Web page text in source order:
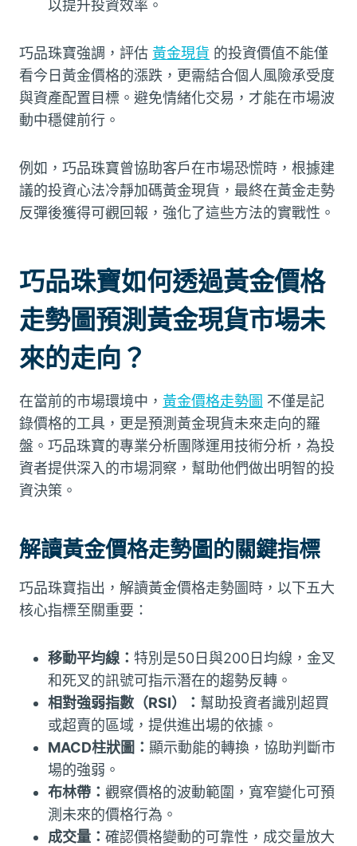
以提升投資效率。
巧品珠寶強調，評估 黃金現貨 的投資價值不能僅
看今日黃金價格的漲跌，更需結合個人風險承受度
與資產配置目標。避免情緒化交易，才能在市場波
動中穩健前行。
例如，巧品珠寶曾協助客戶在市場恐慌時，根據建
議的投資心法冷靜加碼黃金現貨，最終在黃金走勢
反彈後獲得可觀回報，強化了這些方法的實戰性。
巧品珠寶如何透過黃金價格
走勢圖預測黃金現貨市場未
來的走向？
在當前的市場環境中， 黃金價格走勢圖 不僅是記
錄價格的工具，更是預測黃金現貨未來走向的羅
盤。巧品珠寶的專業分析團隊運用技術分析，為投
資者提供深入的市場洞察，幫助他們做出明智的投
資決策。
解讀黃金價格走勢圖的關鍵指標
巧品珠寶指出，解讀黃金價格走勢圖時，以下五大
核心指標至關重要：
移動平均線： 特別是50日與200日均線，金叉
和死叉的訊號可指示潛在的趨勢反轉。
相對強弱指數（RSI）： 幫助投資者識別超買
或超賣的區域，提供進出場的依據。
MACD柱狀圖： 顯示動能的轉換，協助判斷市
場的強弱。
布林帶： 觀察價格的波動範圍，寬窄變化可預
測未來的價格行為。
成交量： 確認價格變動的可靠性，成交量放大